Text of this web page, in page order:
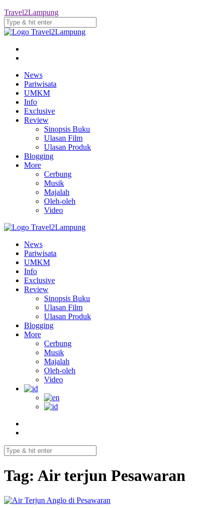
Travel2Lampung
News
Pariwisata
UMKM
Info
Exclusive
Review
Sinopsis Buku
Ulasan Film
Ulasan Produk
Blogging
More
Cerbung
Musik
Majalah
Oleh-oleh
Video
News
Pariwisata
UMKM
Info
Exclusive
Review
Sinopsis Buku
Ulasan Film
Ulasan Produk
Blogging
More
Cerbung
Musik
Majalah
Oleh-oleh
Video
Tag: Air terjun Pesawaran